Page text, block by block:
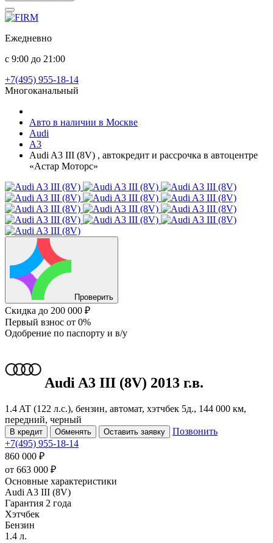
Ежедневно
с 9:00 до 21:00
+7(495) 955-18-14
Многоканальный
Авто в наличии в Москве
Audi
A3
Audi A3 III (8V) , автокредит и рассрочка в автоцентре
«Астар Моторс»
Проверить
Скидка до 200 000 ₽
Первый взнос от 0%
Одобрение по паспорту и в/у
Audi A3 III (8V) 2013 г.в.
1.4 AT (122 л.с.), бензин, автомат, хэтчбек 5д., 144 000 км,
передний, черный
В кредит Обменять Оставить заявку
Позвонить
+7(495) 955-18-14
860 000 ₽
от 663 000 ₽
Основные характеристики
Audi A3 III (8V)
Гарантия 2 года
Хэтчбек
Бензин
1.4 л.